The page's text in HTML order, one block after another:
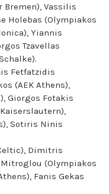
Bremen), Vassilis
Holebas (Olympiakos
Yiannis
Tzavellas
Fetfatzidis
(AEK Athens),
Giorgos Fotakis
Sotiris Ninis
Dimitris
Mitroglou (Olympiakos
Fanis Gekas